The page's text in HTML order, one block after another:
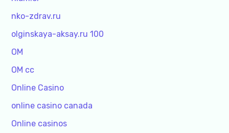
nko-zdrav.ru
olginskaya-aksay.ru 100
OM
OM cc
Online Casino
online casino canada
Online casinos